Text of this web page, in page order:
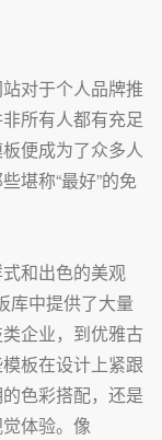
对于个人品牌推
所有人都有充足
便成为了众多人
堪称“最好”的免
和出色的美观
库中提供了大量
企业，到优雅古
板在设计上紧跟
色彩搭配，还是
体验。像